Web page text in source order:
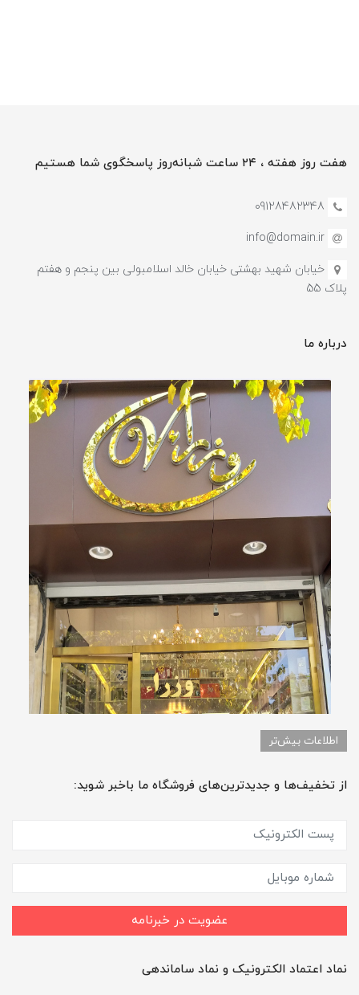
هفت روز هفته ، ۲۴ ساعت شبانه‌روز پاسخگوی شما هستیم
09128482348
info@domain.ir
خیابان شهید بهشتی خیابان خالد اسلامبولی بین پنجم و هفتم
پلاک 55
درباره ما
اطلاعات بیش‌تر
از تخفیف‌ها و جدیدترین‌های فروشگاه ما باخبر شوید:
عضویت در خبرنامه
نماد اعتماد الکترونیک و نماد ساماندهی